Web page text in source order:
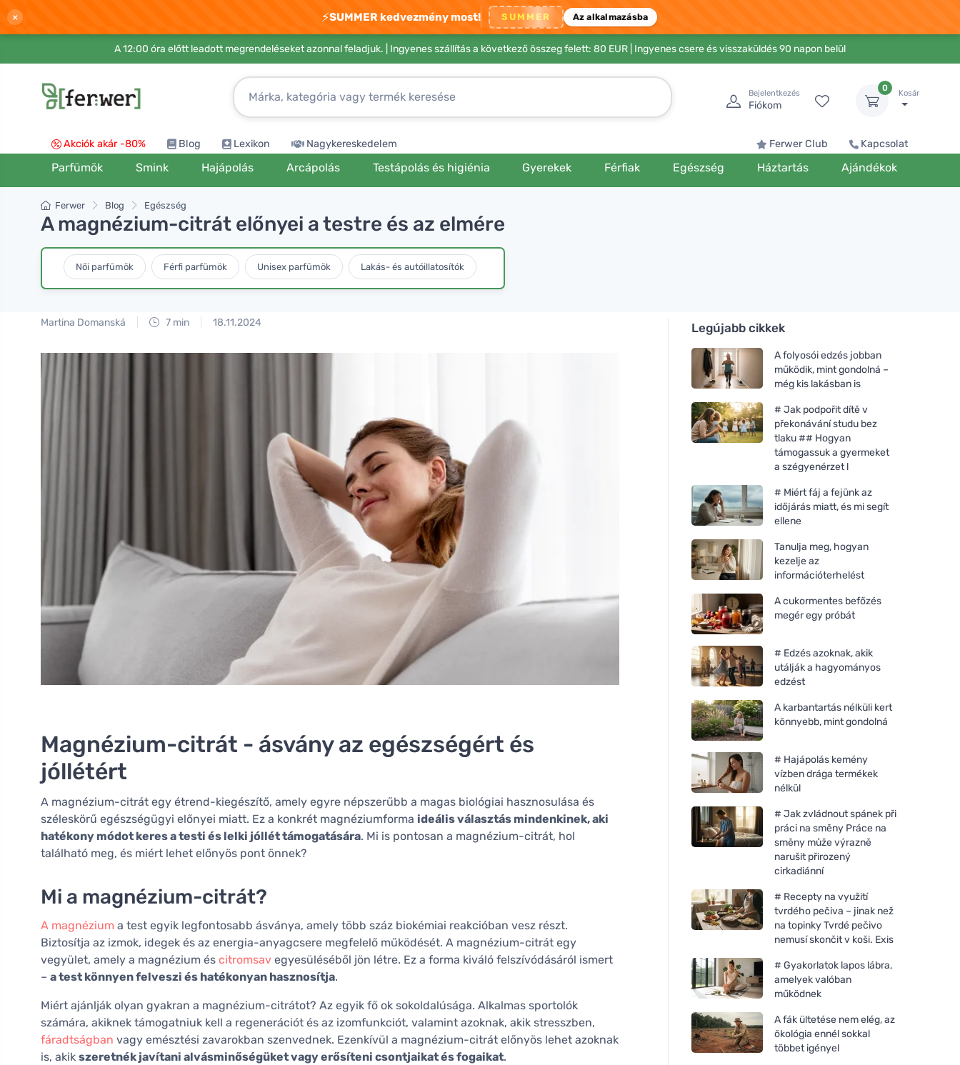
× ⚡SUMMER kedvezmény most! SUMMER Az alkalmazásba
A 12:00 óra előtt leadott megrendeléseket azonnal feladjuk. | Ingyenes szállítás a következő összeg felett: 80 EUR | Ingyenes csere és visszaküldés 90 napon belül
Bejelentkezés
Fiókom
0
Kosár
Akciók akár -80% Blog Lexikon Nagykereskedelem Ferwer Club Kapcsolat
Parfümök Smink Hajápolás Arcápolás Testápolás és higiénia Gyerekek Férfiak Egészség Háztartás Ajándékok
Ferwer Blog Egészség
A magnézium-citrát előnyei a testre és az elmére
Női parfümök Férfi parfümök Unisex parfümök Lakás- és autóillatosítók
Martina Domanská 7 min 18.11.2024
Magnézium-citrát - ásvány az egészségért és
jóllétért
A magnézium-citrát egy étrend-kiegészítő, amely egyre népszerűbb a magas biológiai hasznosulása és
széleskörű egészségügyi előnyei miatt. Ez a konkrét magnéziumforma ideális választás mindenkinek, aki
hatékony módot keres a testi és lelki jóllét támogatására. Mi is pontosan a magnézium-citrát, hol
található meg, és miért lehet előnyös pont önnek?
Mi a magnézium-citrát?
A magnézium a test egyik legfontosabb ásványa, amely több száz biokémiai reakcióban vesz részt.
Biztosítja az izmok, idegek és az energia-anyagcsere megfelelő működését. A magnézium-citrát egy
vegyület, amely a magnézium és citromsav egyesüléséből jön létre. Ez a forma kiváló felszívódásáról ismert
– a test könnyen felveszi és hatékonyan hasznosítja.
Miért ajánlják olyan gyakran a magnézium-citrátot? Az egyik fő ok sokoldalúsága. Alkalmas sportolók
számára, akiknek támogatniuk kell a regenerációt és az izomfunkciót, valamint azoknak, akik stresszben,
fáradtságban vagy emésztési zavarokban szenvednek. Ezenkívül a magnézium-citrát előnyös lehet azoknak
is, akik szeretnék javítani alvásminőségüket vagy erősíteni csontjaikat és fogaikat.
Legújabb cikkek
A folyosói edzés jobban
működik, mint gondolná –
még kis lakásban is
# Jak podpořit dítě v
překonávání studu bez
tlaku ## Hogyan
támogassuk a gyermeket
a szégyenérzet l
# Miért fáj a fejünk az
időjárás miatt, és mi segít
ellene
Tanulja meg, hogyan
kezelje az
információterhelést
A cukormentes befőzés
megér egy próbát
# Edzés azoknak, akik
utálják a hagyományos
edzést
A karbantartás nélküli kert
könnyebb, mint gondolná
# Hajápolás kemény
vízben drága termékek
nélkül
# Jak zvládnout spánek při
práci na směny Práce na
směny může výrazně
narušit přirozený
cirkadiánní
# Recepty na využití
tvrdého pečiva – jinak než
na topinky Tvrdé pečivo
nemusí skončit v koši. Exis
# Gyakorlatok lapos lábra,
amelyek valóban
működnek
A fák ültetése nem elég, az
ökológia ennél sokkal
többet igényel